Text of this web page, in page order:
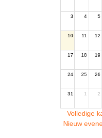
3 4 5
10 11 12
17 18 19
24 25 26
31 1 2
Volledige
Nieuw